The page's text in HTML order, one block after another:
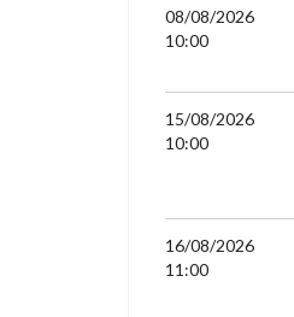
08/08/2026
10:00
15/08/2026
10:00
16/08/2026
11:00